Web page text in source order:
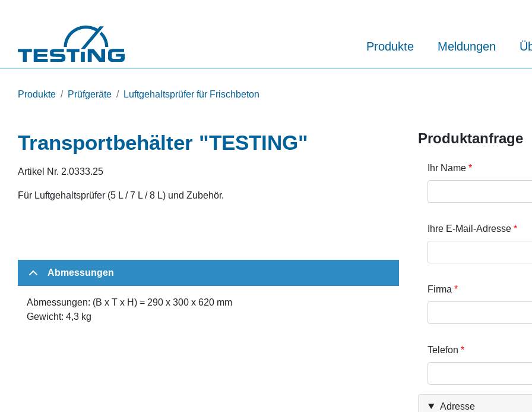
Produkte Meldungen
Produkte Prüfgeräte Luftgehaltsprüfer für Frischbeton
Transportbehälter "TESTING"
Artikel Nr. 2.0333.25
Für Luftgehaltsprüfer (5 L / 7 L / 8 L) und Zubehör.
Abmessungen
Abmessungen: (B x T x H) = 290 x 300 x 620 mm
Gewicht: 4,3 kg
Produktanfrage
Ihr Name
Ihre E-Mail-Adresse
Firma
Telefon
Adresse